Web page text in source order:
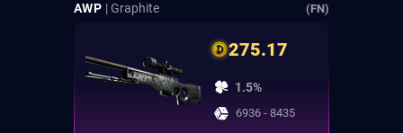
AWP | Graphite (FN)
275.17
1.5%
6936 - 8435